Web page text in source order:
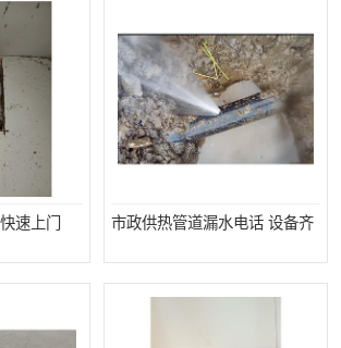
速上门 市政供热管道漏水电话 设备齐